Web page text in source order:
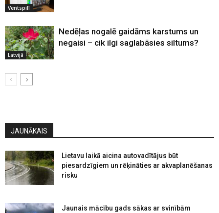
Ventspilī
Latvijā
Nedēļas nogalē gaidāms karstums un
negaisi – cik ilgi saglabāsies siltums?
JAUNĀKAIS
Lietavu laikā aicina autovadītājus būt
piesardzīgiem un rēķināties ar akvaplanēšanas
risku
Jaunais mācību gads sākas ar svinībām